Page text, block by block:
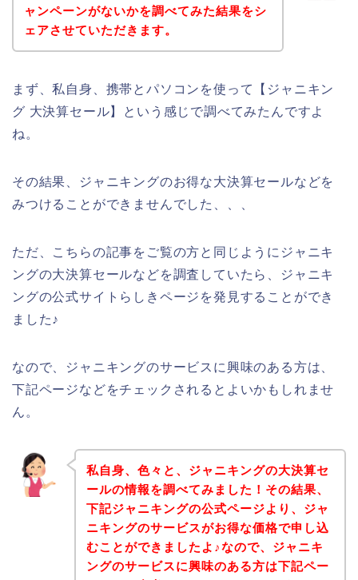
ャンペーンがないかを調べてみた結果をシ
ェアさせていただきます。
まず、私自身、携帯とパソコンを使って【ジャニキン
グ 大決算セール】という感じで調べてみたんですよ
ね。
その結果、ジャニキングのお得な大決算セールなどを
みつけることができませんでした、、、
ただ、こちらの記事をご覧の方と同じようにジャニキ
ングの大決算セールなどを調査していたら、ジャニキ
ングの公式サイトらしきページを発見することができ
ました♪
なので、ジャニキングのサービスに興味のある方は、
下記ページなどをチェックされるとよいかもしれませ
ん。
私自身、色々と、ジャニキングの大決算セ
ールの情報を調べてみました！その結果、
下記ジャニキングの公式ページより、ジャ
ニキングのサービスがお得な価格で申し込
むことができましたよ♪なので、ジャニキ
ングのサービスに興味のある方は下記ペー